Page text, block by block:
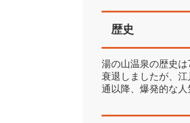
歴史
湯の山温泉の歴史
衰退しましたが、
通以降、爆発的な人